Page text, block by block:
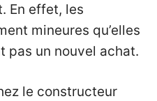
En effet, les
mineures qu’elles
pas un nouvel achat.
le constructeur